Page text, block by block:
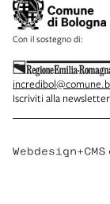
Con il sostegno di:
Iscriviti alla